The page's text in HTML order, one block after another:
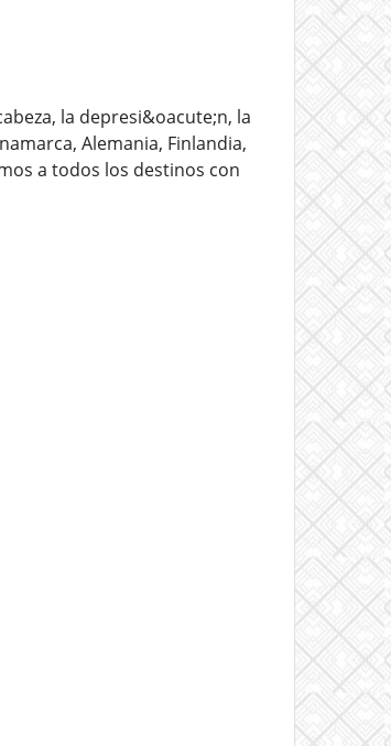
la depresi&oacute;n, la
Alemania, Finlandia,
a todos los destinos con